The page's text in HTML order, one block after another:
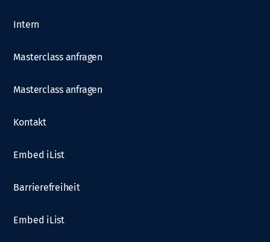
Intern
Masterclass anfragen
Masterclass anfragen
Kontakt
Embed iList
Barrierefreiheit
Embed iList